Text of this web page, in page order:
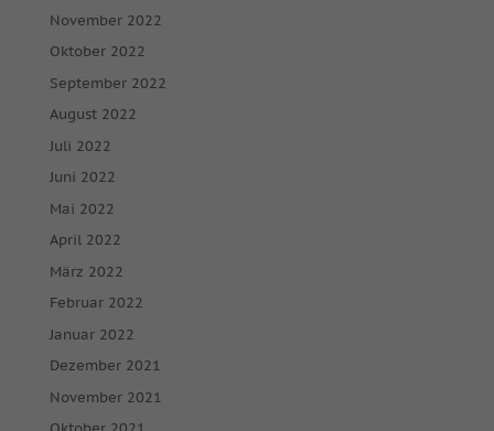
November 2022
Oktober 2022
September 2022
August 2022
Juli 2022
Juni 2022
Mai 2022
April 2022
März 2022
Februar 2022
Januar 2022
Dezember 2021
November 2021